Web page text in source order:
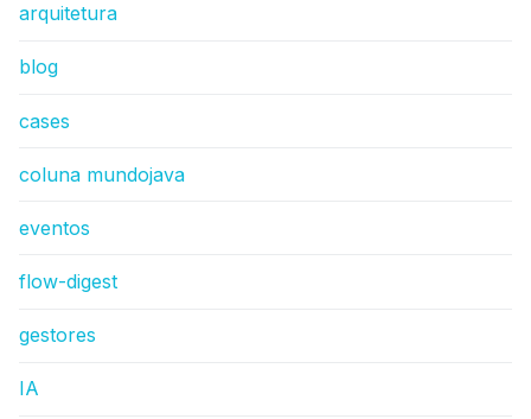
arquitetura
blog
cases
coluna mundojava
eventos
flow-digest
gestores
IA